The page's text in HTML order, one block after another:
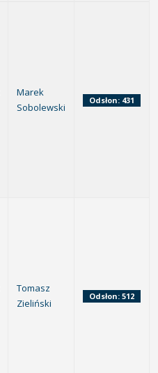
Marek
Sobolewski
Odsłon: 431
Tomasz
Zieliński
Odsłon: 512